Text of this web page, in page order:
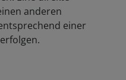
anderen
einer